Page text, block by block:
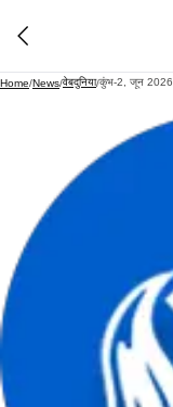
Home/News/वेबदुनिया/कुंभ-2, जून 2026